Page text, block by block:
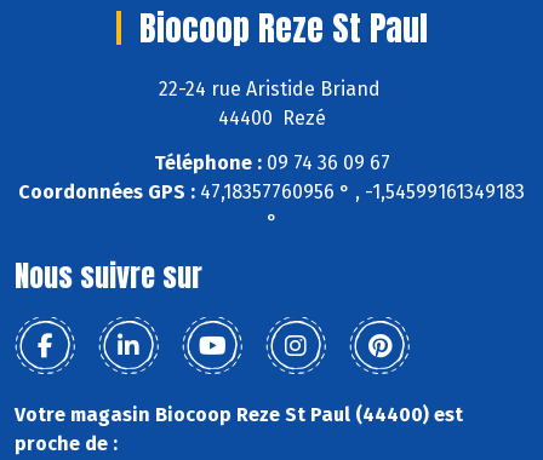
Biocoop Reze St Paul
22-24 rue Aristide Briand
44400 Rezé
Téléphone :09 74 36 09 67
Coordonnées GPS : 47,18357760956 ° , -1,54599161349183
°
Nous suivre sur
Votre magasin Biocoop Reze St Paul (44400) est
proche de :